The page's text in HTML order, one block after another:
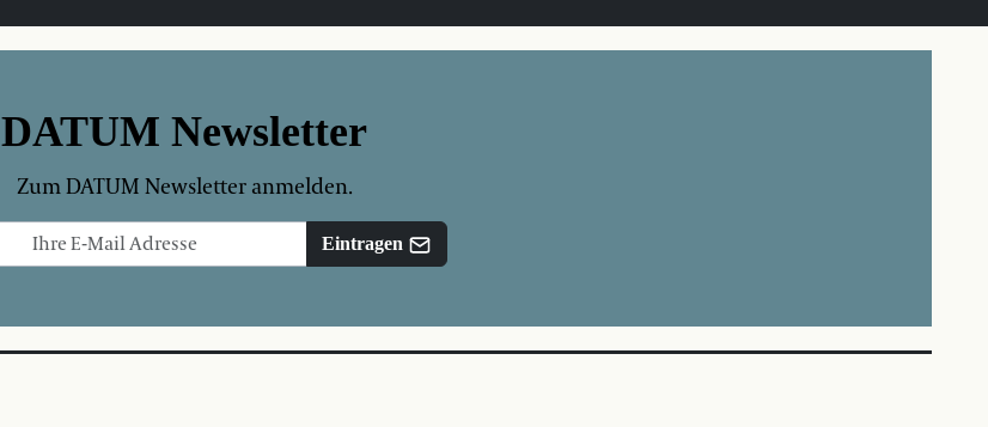
DATUM Newsletter
Zum DATUM Newsletter anmelden.
Eintragen